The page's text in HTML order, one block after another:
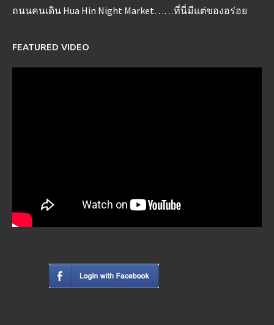
ถนนคนเดิน Hua Hin Night Market……ที่นี่มีแต่ของอร่อย
FEATURED VIDEO